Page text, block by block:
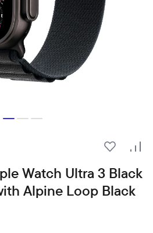
В
Watch Ultra 3 Black
Alpine Loop Black